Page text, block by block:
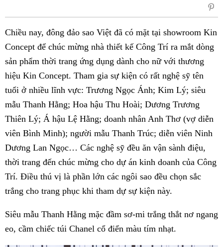
sẻ
Chiều nay, đông đảo sao Việt đã có mặt tại showroom Kin
Concept để chúc mừng nhà thiết kế Công Trí ra mắt dòng
sản phẩm thời trang ứng dụng dành cho nữ với thương
hiệu Kin Concept. Tham gia sự kiện có rất nghệ sỹ tên
tuổi ở nhiều lĩnh vực: Trương Ngọc Ánh; Kim Lý; siêu
mẫu Thanh Hằng; Hoa hậu Thu Hoài; Dương Trương
Thiên Lý; Á hậu Lệ Hằng; doanh nhân Anh Thơ (vợ diễn
viên Bình Minh); người mẫu Thanh Trúc; diễn viên Ninh
Dương Lan Ngọc… Các nghệ sỹ đều ăn vận sành điệu,
thời trang đến chúc mừng cho dự án kinh doanh của Công
Trí. Điều thú vị là phần lớn các ngôi sao đều chọn sắc
trắng cho trang phục khi tham dự sự kiện này.
Siêu mẫu Thanh Hằng mặc đầm sơ-mi trắng thắt nơ ngang
eo, cầm chiếc túi Chanel cổ điển màu tím nhạt.